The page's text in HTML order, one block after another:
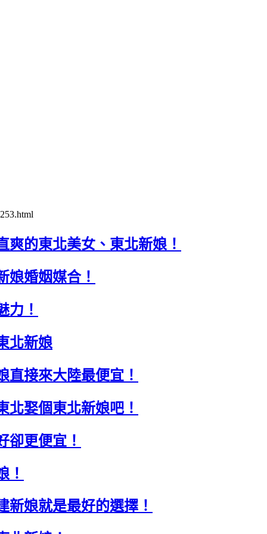
的東北美女、東北新娘！
娘婚姻媒合！
力！
北新娘
直接來大陸最便宜！
北娶個東北新娘吧！
卻更便宜！
！
娘就是最好的選擇！